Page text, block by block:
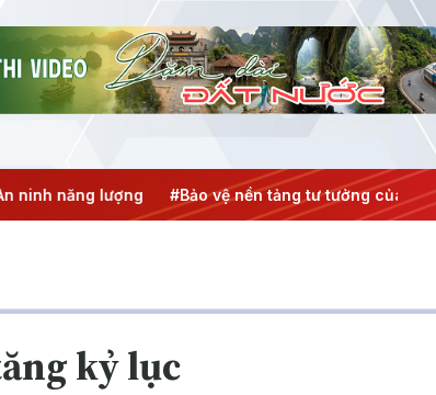
năng lượng #Bảo vệ nền tảng tư tưởng của Đảng
kỷ lục